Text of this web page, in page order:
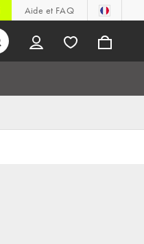
Aide et FAQ